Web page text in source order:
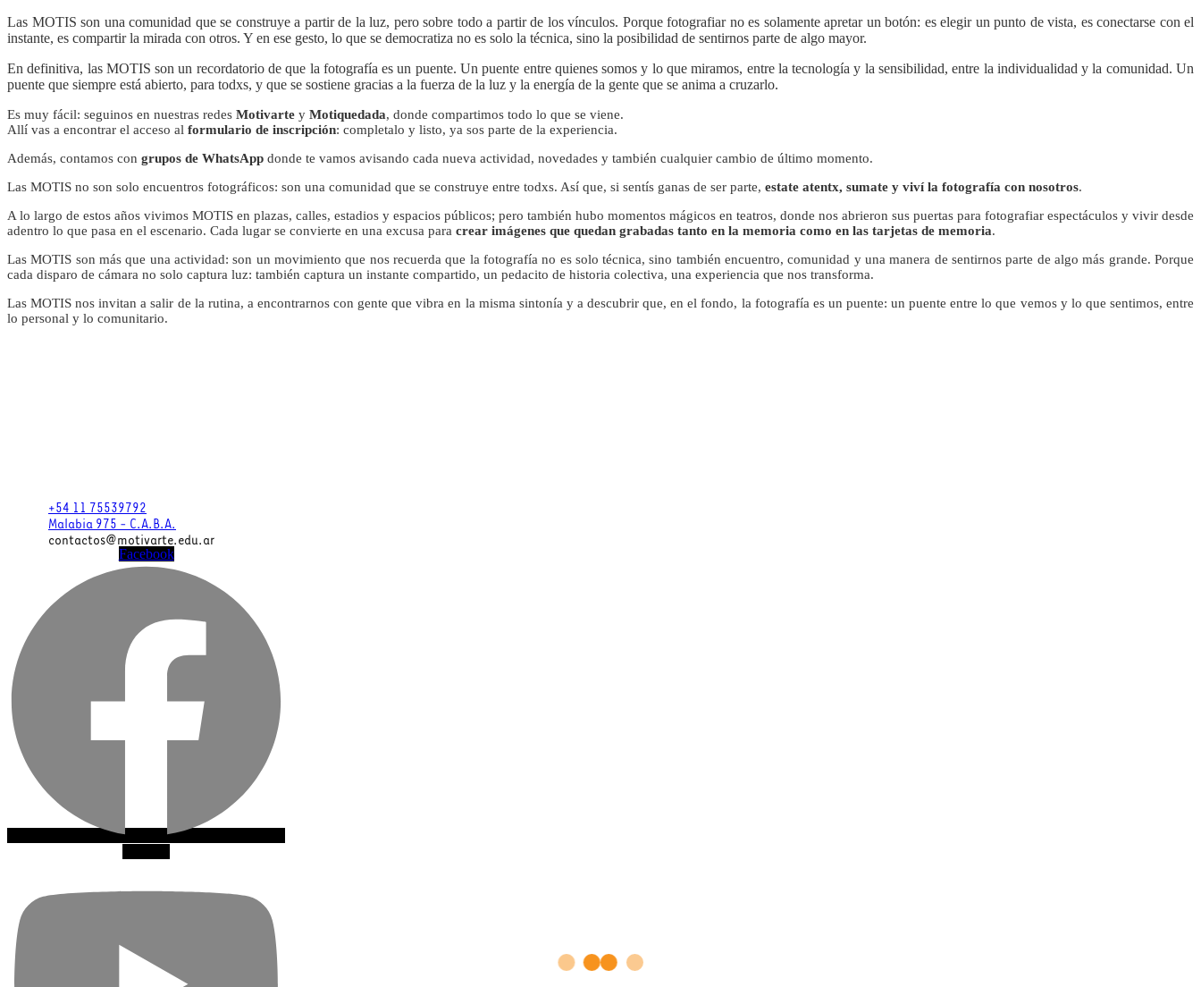
Las MOTIS son una comunidad que se construye a partir de la luz, pero sobre todo a partir de los vínculos. Porque fotografiar no es solamente apretar un botón: es elegir un punto de vista, es conectarse con el
instante, es compartir la mirada con otros. Y en ese gesto, lo que se democratiza no es solo la técnica, sino la posibilidad de sentirnos parte de algo mayor.
En definitiva, las MOTIS son un recordatorio de que la fotografía es un puente. Un puente entre quienes somos y lo que miramos, entre la tecnología y la sensibilidad, entre la individualidad y la comunidad. Un
puente que siempre está abierto, para todxs, y que se sostiene gracias a la fuerza de la luz y la energía de la gente que se anima a cruzarlo.
Es muy fácil: seguinos en nuestras redes Motivarte y Motiquedada, donde compartimos todo lo que se viene.
Allí vas a encontrar el acceso al formulario de inscripción: completalo y listo, ya sos parte de la experiencia.
Además, contamos con grupos de WhatsApp donde te vamos avisando cada nueva actividad, novedades y también cualquier cambio de último momento.
Las MOTIS no son solo encuentros fotográficos: son una comunidad que se construye entre todxs. Así que, si sentís ganas de ser parte, estate atentx, sumate y viví la fotografía con nosotros.
A lo largo de estos años vivimos MOTIS en plazas, calles, estadios y espacios públicos; pero también hubo momentos mágicos en teatros, donde nos abrieron sus puertas para fotografiar espectáculos y vivir desde
adentro lo que pasa en el escenario. Cada lugar se convierte en una excusa para crear imágenes que quedan grabadas tanto en la memoria como en las tarjetas de memoria.
Las MOTIS son más que una actividad: son un movimiento que nos recuerda que la fotografía no es solo técnica, sino también encuentro, comunidad y una manera de sentirnos parte de algo más grande. Porque
cada disparo de cámara no solo captura luz: también captura un instante compartido, un pedacito de historia colectiva, una experiencia que nos transforma.
Las MOTIS nos invitan a salir de la rutina, a encontrarnos con gente que vibra en la misma sintonía y a descubrir que, en el fondo, la fotografía es un puente: un puente entre lo que vemos y lo que sentimos, entre
lo personal y lo comunitario.
+54 11 75539792
Malabia 975 - C.A.B.A.
contactos@motivarte.edu.ar
Facebook